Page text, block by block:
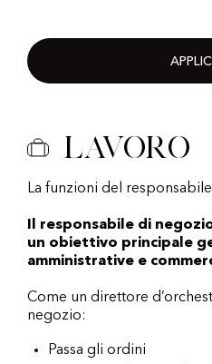
Lavoro
La funzioni del
Il responsabile di
un obiettivo principale
amministrative e
Come un direttore
negozio:
Passa gli ordini